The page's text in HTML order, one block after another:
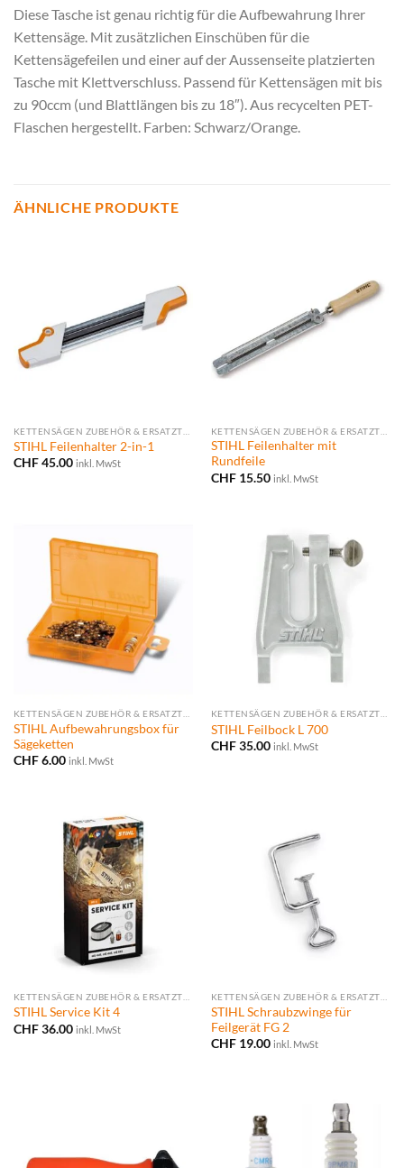
Diese Tasche ist genau richtig für die Aufbewahrung Ihrer
Kettensäge. Mit zusätzlichen Einschüben für die
Kettensägefeilen und einer auf der Aussenseite platzierten
Tasche mit Klettverschluss. Passend für Kettensägen mit bis
zu 90ccm (und Blattlängen bis zu 18″). Aus recycelten PET-
Flaschen hergestellt. Farben: Schwarz/Orange.
ÄHNLICHE PRODUKTE
STIHL Feilenhalter 2-in-1
CHF45.00 inkl. MwSt
STIHL Feilenhalter mit
Rundfeile
CHF15.50 inkl. MwSt
STIHL Aufbewahrungsbox für
Sägeketten
CHF6.00 inkl. MwSt
STIHL Feilbock L 700
CHF35.00 inkl. MwSt
STIHL Service Kit 4
CHF36.00 inkl. MwSt
STIHL Schraubzwinge für
Feilgerät FG 2
CHF19.00 inkl. MwSt